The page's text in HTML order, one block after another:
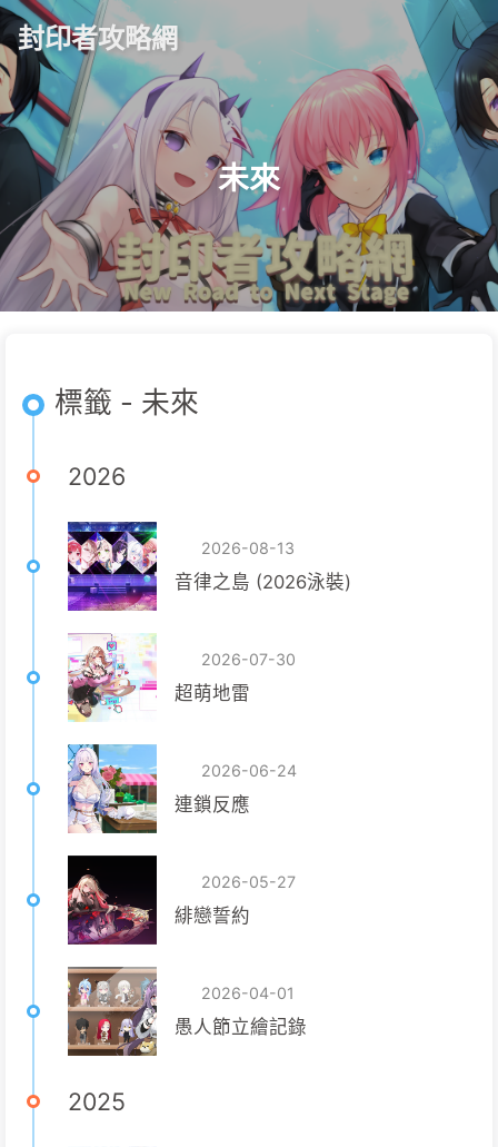
封印者攻略網
未來
標籤 - 未來
2026
2026-08-13
音律之島 (2026泳裝)
2026-07-30
超萌地雷
2026-06-24
連鎖反應
2026-05-27
緋戀誓約
2026-04-01
愚人節立繪記錄
2025